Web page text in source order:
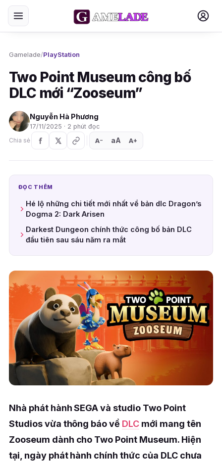
Gamelade/PlayStation
Two Point Museum công bố
DLC mới “Zooseum”
Nguyễn Hà Phương
17/11/2025 · 2 phút đọc
Chia sẻ
A− aA A+
ĐỌC THÊM
Hé lộ những chi tiết mới nhất về bản dlc Dragon’s
Dogma 2: Dark Arisen
Darkest Dungeon chính thức công bố bản DLC
đầu tiên sau sáu năm ra mắt
Nhà phát hành SEGA và studio Two Point
Studios vừa thông báo về DLC mới mang tên
Zooseum dành cho Two Point Museum. Hiện
tại, ngày phát hành chính thức của DLC chưa